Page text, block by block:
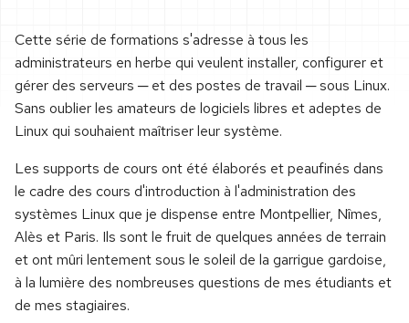
l
i
a
t
o
n
De Multics à Unix
Richard Stallman vs. Xerox
Linus Torvalds et Minix
Naissance du noyau Linux
Les premières
distributions Linux
la pâte
Linux installé par une poule
Configuration initiale
Travailler en mode texte
Naviguer en mode texte
Les commandes de sortie
La structure des
Accéder à GitHub et
GitLab
Initialiser un dépôt Git
leurs états
État des lieux
Les idées fusent
Utiliser les branches
Préparer une VM Linux
Installer Docker sous Red
Hat
Les commandes de base
Gérer les images
Exécuter un conteneur
Exposer un conteneur
Un labo pour Ansible
Installer Ansible
Authentification
Direnv
Configuration de base
Les commandes Ad-hoc
Idempotence
Cette série de formations s'adresse à tous les
administrateurs en herbe qui veulent installer, configurer et
gérer des serveurs ─ et des postes de travail ─ sous Linux.
Sans oublier les amateurs de logiciels libres et adeptes de
Linux qui souhaient maîtriser leur système.
Les supports de cours ont été élaborés et peaufinés dans
le cadre des cours d'introduction à l'administration des
systèmes Linux que je dispense entre Montpellier, Nîmes,
Alès et Paris. Ils sont le fruit de quelques années de terrain
et ont mûri lentement sous le soleil de la garrigue gardoise,
à la lumière des nombreuses questions de mes étudiants et
de mes stagiaires.